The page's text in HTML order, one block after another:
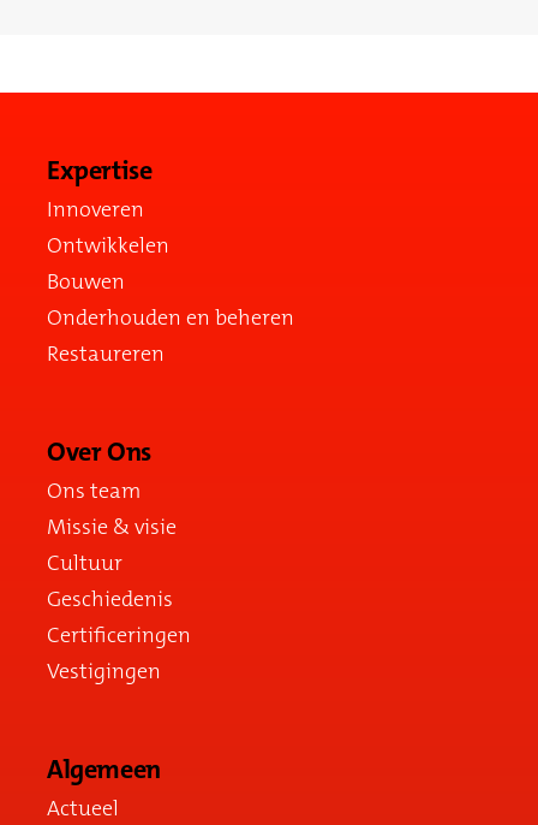
Expertise
Innoveren
Ontwikkelen
Bouwen
Onderhouden en beheren
Restaureren
Over Ons
Ons team
Missie & visie
Cultuur
Geschiedenis
Certificeringen
Vestigingen
Algemeen
Actueel